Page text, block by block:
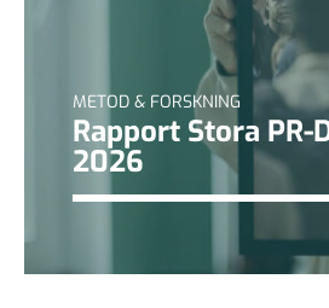
METOD & FORSKNING
Rapport Stora PR-
2026